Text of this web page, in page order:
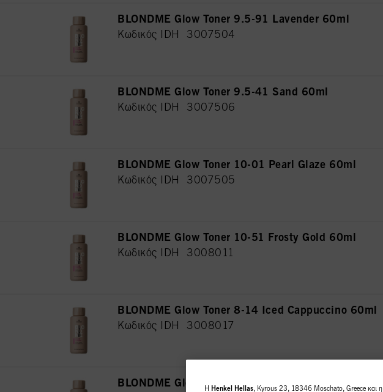
BLONDME Glow Toner 9.5-91 Lavender 60ml
Κωδικός IDH 3007504
BLONDME Glow Toner 9.5-41 Sand 60ml
Κωδικός IDH 3007506
BLONDME Glow Toner 10-01 Pearl Glaze 60ml
Κωδικός IDH 3007505
BLONDME Glow Toner 10-51 Frosty Gold 60ml
Κωδικός IDH 3008011
BLONDME Glow Toner 8-14 Iced Cappuccino 60ml
Κωδικός IDH 3008017
BLONDME Glow Toner 8-46 Hazelnut 60ml
H Henkel Hellas, Kyrous 23, 18346 Moschato, Greece και η